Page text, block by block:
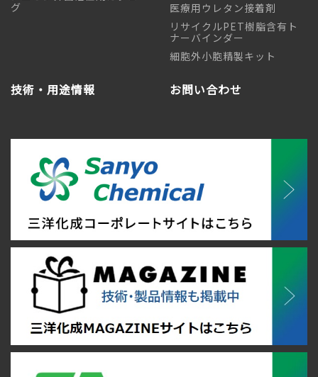
グ
医療用ウレタン接着剤
リサイクルPET樹脂含有ト
ナーバインダー
細胞外小胞精製キット
技術・用途情報 お問い合わせ